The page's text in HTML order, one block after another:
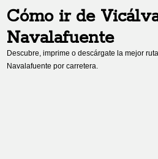
Cómo ir de
Navalafuente
Descubre, imprime o descárgate la mejor
Navalafuente por carretera.